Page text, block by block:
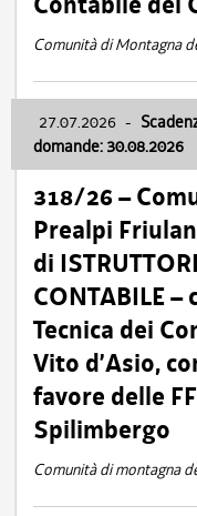
Comunità di Montagna
27.07.2026 -
domande: 30.08.2026
318/26 –
Prealpi
di
CONTABILE –
Tecnica dei
Vito d’Asio,
favore delle
Spilimbergo
Comunità di montagna